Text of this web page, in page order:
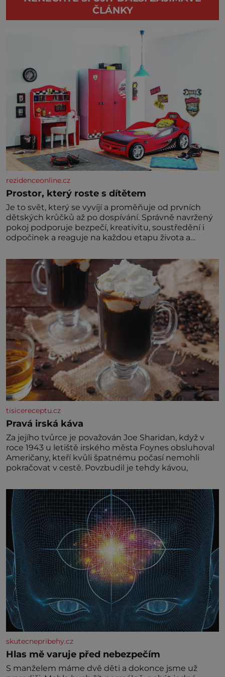
ČLÁNKY
rezidenceonline.cz
Prostor, který roste s dítětem
Je to svět, který se vyvíjí a proměňuje od prvních
dětských krůčků až po dospívání. Správně navržený
pokoj podporuje bezpečí, kreativitu, soustředění i
odpočinek a reaguje na každou etapu života a
jednoduchost, měkkost a bezpečí, proto by pokoj
miminka měl působit především klidně a útulně.
Předškolní věk je
tisicereceptu.cz
Pravá irská káva
Za jejího tvůrce je považován Joe Sharidan, když v
roce 1943 u letiště irského města Foynes obsluhoval
Američany, kteří kvůli špatnému počasí nemohli
pokračovat v cestě. Povzbudil je tehdy kávou,
skutecnepribehy.cz
Hlas mě varuje před nebezpečím
S manželem máme dvě děti a dokonce jsme už